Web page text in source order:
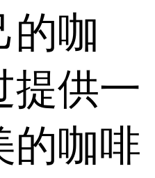
的咖
提供一
的咖啡